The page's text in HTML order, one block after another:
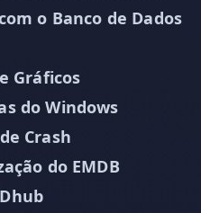
o Banco de Dados
Gráficos
do Windows
Crash
do EMDB